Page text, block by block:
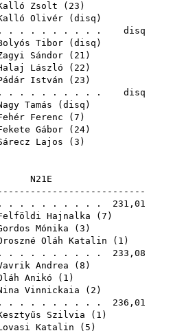
Zsolt ( 23 )
Olivér ( disq )
. . . . . . . . . disq
Tibor ( disq )
Sándor ( 21 )
László ( 22 )
István ( 23 )
. . . . . . . . . disq
Tamás ( disq )
Ferenc ( 7 )
Gábor ( 24)
Lajos ( 3 )
N21E
. . . . . . . . . 231,01
Hajnalka ( 7 )
Mónika ( 3 )
Oláh Katalin ( 1 )
. . . . . . . . . 233,08
Andrea ( 8 )
Anikó ( 1 )
Vinnickaia ( 2 )
. . . . . . . . . 236,01
Szilvia ( 1 )
Katalin ( 5 )